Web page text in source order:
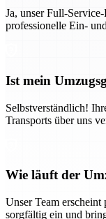
Ja, unser Full-
professionelle Ein-
Ist mein
Selbstverständlich!
Transports über uns
Wie läuft der
Unser Team
sorgfältig ein und